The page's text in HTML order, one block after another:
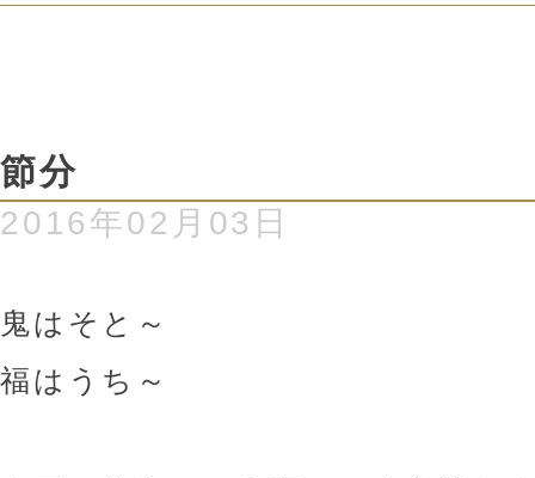
節分
2016年02月03日
鬼はそと～
福はうち～